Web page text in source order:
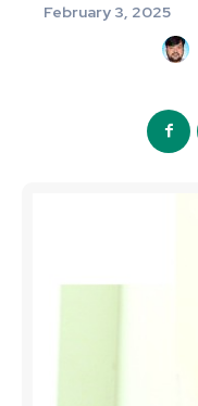
February 3, 2025